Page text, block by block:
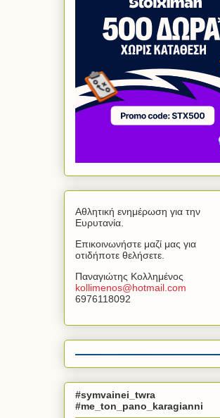
Αθλητική ενημέρωση για την
Ευρυτανία.
Επικοινωνήστε μαζί μας για
οτιδήποτε θελήσετε.
Παναγιώτης Κολλημένος
kollimenos@hotmail com
6976118092
#symvainei_twra
#me_ton_pano_karagianni